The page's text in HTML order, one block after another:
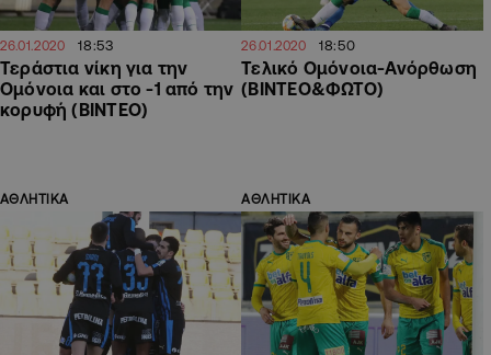
26.01.2020 18:53
Τεράστια νίκη για την
Ομόνοια και στο -1 από την
κορυφή (ΒΙΝΤΕΟ)
26.01.2020 18:50
Τελικό Ομόνοια-Ανόρθωση
(ΒΙΝΤΕΟ&ΦΩΤΟ)
ΑΘΛΗΤΙΚΑ ΑΘΛΗΤΙΚΑ